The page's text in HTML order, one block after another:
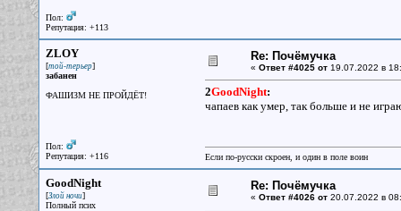
Пол:
Репутация: +113
ZLOY
[той-терьер]
забанен
ФАШИЗМ НЕ ПРОЙДЁТ!
Пол:
Репутация: +116
Re: Почёмучка
« Ответ #4025 от19.07.2022 в
2GoodNight:
чапаев как умер, так больше и не
Если по-русски скроен, и один в поле воин
GoodNight
[Злой ночи]
Полный псих
Re: Почёмучка
« Ответ #4026 от20.07.2022 в